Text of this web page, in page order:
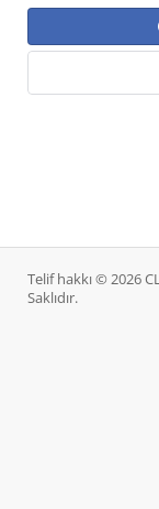
Telif hakkı © 2026
Saklıdır.